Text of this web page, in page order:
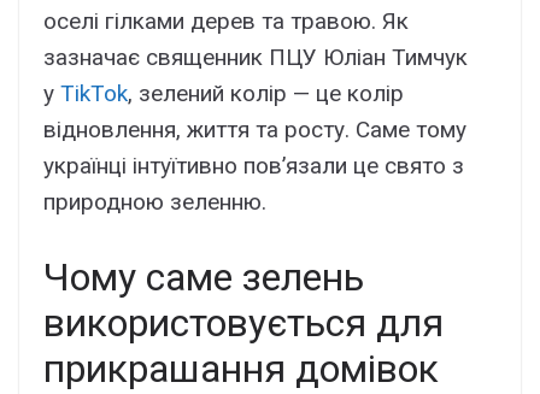
оселі гілками дерев та травою. Як
зазначає священник ПЦУ Юліан Тимчук
у TikTok, зелений колір — це колір
відновлення, життя та росту. Саме тому
українці інтуїтивно пов’язали це свято з
природною зеленню.
Чому саме зелень
використовується для
прикрашання домівок